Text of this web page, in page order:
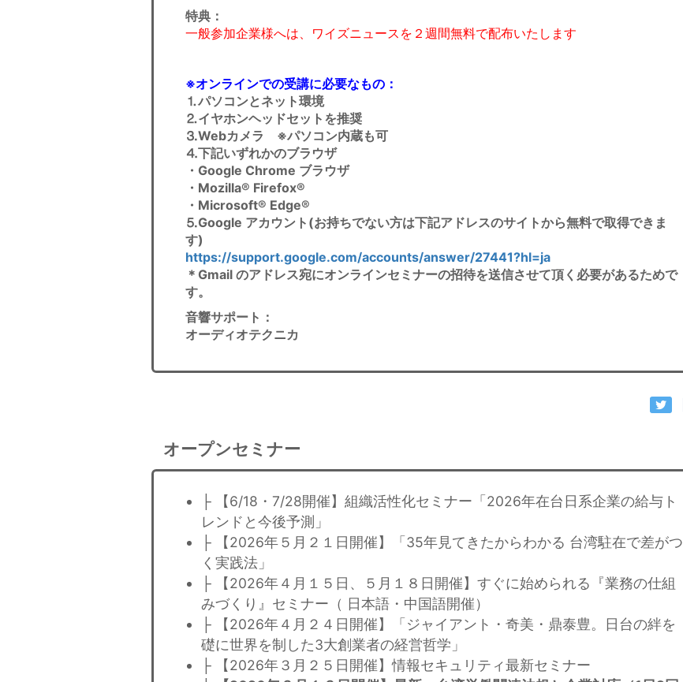
特典：
一般参加企業様へは、ワイズニュースを２週間無料で配布いたします
※オンラインでの受講に必要なもの：
⒈パソコンとネット環境
⒉イヤホンヘッドセットを推奨
⒊Webカメラ ※パソコン内蔵も可
⒋下記いずれかのブラウザ
・Google Chrome ブラウザ
・Mozilla® Firefox®
・Microsoft® Edge®
⒌Google アカウント(お持ちでない方は下記アドレスのサイトから無料で取得できま
す)
https://support.google.com/accounts/answer/27441?hl=ja
＊Gmail のアドレス宛にオンラインセミナーの招待を送信させて頂く必要があるためで
す。
音響サポート ：
オーディオテクニカ
オープンセミナー
├ 【6/18・7/28開催】組織活性化セミナー「2026年在台日系企業の給与ト
レンドと今後予測」
├ 【2026年５月２１日開催】「35年見てきたからわかる 台湾駐在で差がつ
く実践法」
├ 【2026年４月１５日、５月１８日開催】すぐに始められる『業務の仕組
みづくり』セミナー（ 日本語・中国語開催）
├ 【2026年４月２４日開催】「ジャイアント・奇美・鼎泰豊。日台の絆を
礎に世界を制した3大創業者の経営哲学」
├ 【2026年３月２５日開催】情報セキュリティ最新セミナー